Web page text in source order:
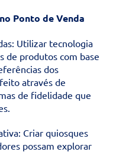
Ponto de Venda
Utilizar tecnologia
de produtos com base
dos
através de
de fidelidade que
Criar quiosques
possam explorar